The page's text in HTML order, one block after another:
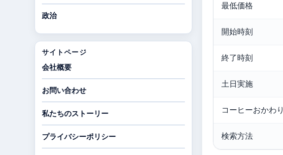
最低価格
開始時刻
終了時刻
土日実施
コーヒーおかわり
検索方法
政治
サイトページ
会社概要
お問い合わせ
私たちのストーリー
プライバシーポリシー